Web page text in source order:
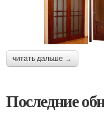
читать дальше →
Последние